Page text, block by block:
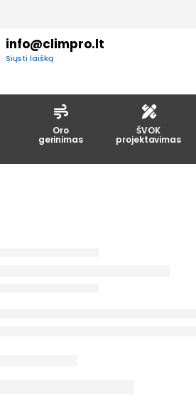
info@climpro.lt
Siųsti laišką
Oro
gerinimas
ŠVOK
projektavimas